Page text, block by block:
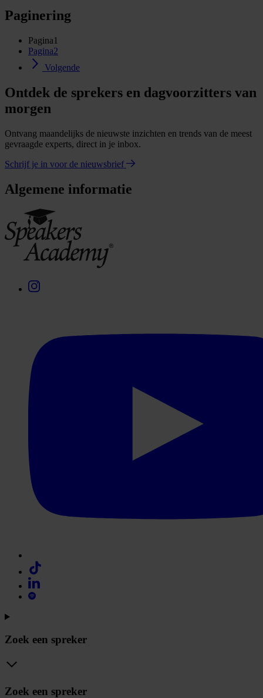
Paginering
Pagina1
Pagina2
Volgende
Ontdek de sprekers en dagvoorzitters van
morgen
Ontvang maandelijks de nieuwste inzichten en trends van de meest
gevraagde experts, direct in je inbox.
Schrijf je in voor de nieuwsbrief
Algemene informatie
Zoek een spreker
Zoek een spreker